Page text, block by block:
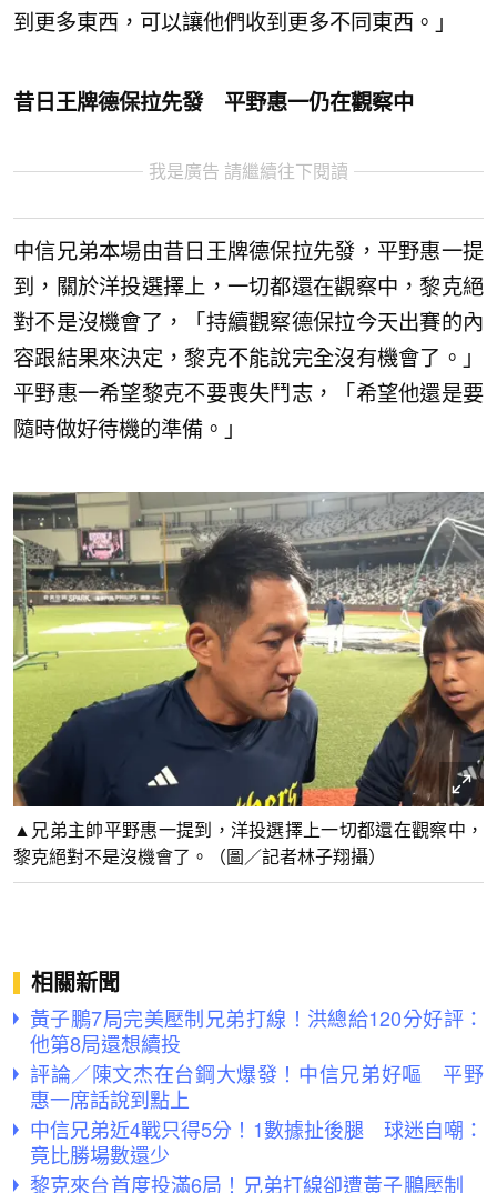
到更多東西，可以讓他們收到更多不同東西。」
昔日王牌德保拉先發 平野惠一仍在觀察中
我是廣告 請繼續往下閱讀
中信兄弟本場由昔日王牌德保拉先發，平野惠一提
到，關於洋投選擇上，一切都還在觀察中，黎克絕
對不是沒機會了，「持續觀察德保拉今天出賽的內
容跟結果來決定，黎克不能說完全沒有機會了。」
平野惠一希望黎克不要喪失鬥志，「希望他還是要
隨時做好待機的準備。」
▲兄弟主帥平野惠一提到，洋投選擇上一切都還在觀察中，
黎克絕對不是沒機會了。（圖／記者林子翔攝）
相關新聞
黃子鵬7局完美壓制兄弟打線！洪總給120分好評：
他第8局還想續投
評論／陳文杰在台鋼大爆發！中信兄弟好嘔 平野
惠一席話說到點上
中信兄弟近4戰只得5分！1數據扯後腿 球迷自嘲：
竟比勝場數還少
黎克來台首度投滿6局！兄弟打線卻遭黃子鵬壓制